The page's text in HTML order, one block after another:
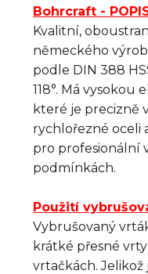
Bohrcraft -
Kvalitní,
německého
podle DIN 388
118°. Má vysokou
které je precizně
rychlořezné oceli
pro profesionální
podmínkách.
Použití
Vybrušovaný
krátké přesné
vrtačkách.